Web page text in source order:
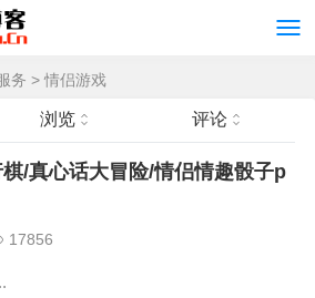
务 >情侣游戏
浏览 评论
/真心话大冒险/情侣情趣骰子p
17856